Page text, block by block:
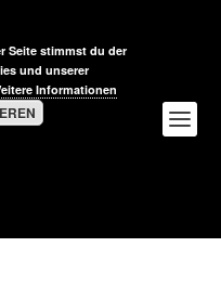
Seite stimmst du der
und unserer
Informationen